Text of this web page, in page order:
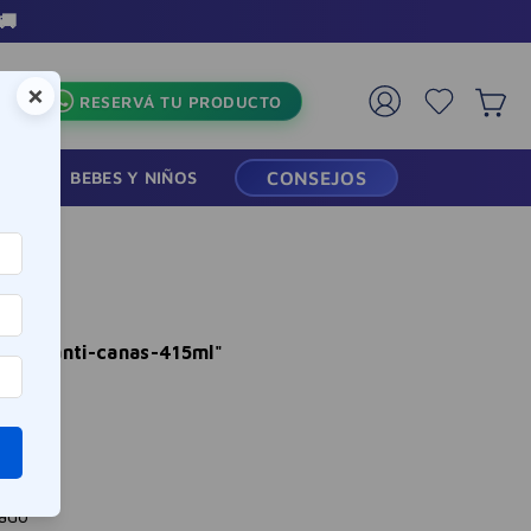
RESERVÁ TU PRODUCTO
BEBES Y NIÑOS CONSEJOS
anti-canas-415ml"
×